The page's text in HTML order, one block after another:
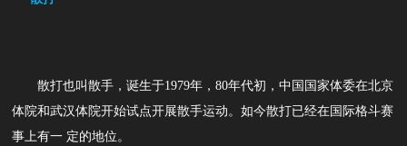
散打也叫散手，诞生于1979年，80年代初，中国国家体委在北京
体院和武汉体院开始试点开展散手运动。如今散打已经在国际格斗赛
事上有一 定的地位。